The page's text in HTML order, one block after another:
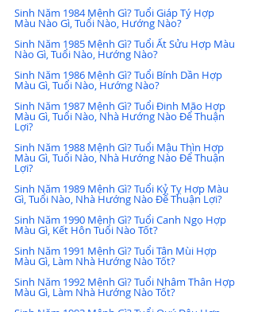
Sinh Năm 1984 Mệnh Gì? Tuổi Giáp Tý Hợp
Màu Nào Gì, Tuổi Nào, Hướng Nào?
Sinh Năm 1985 Mệnh Gì? Tuổi Ất Sửu Hợp Màu
Nào Gì, Tuổi Nào, Hướng Nào?
Sinh Năm 1986 Mệnh Gì? Tuổi Bính Dần Hợp
Màu Gì, Tuổi Nào, Hướng Nào?
Sinh Năm 1987 Mệnh Gì? Tuổi Đinh Mão Hợp
Màu Gì, Tuổi Nào, Nhà Hướng Nào Để Thuận
Lợi?
Sinh Năm 1988 Mệnh Gì? Tuổi Mậu Thìn Hợp
Màu Gì, Tuổi Nào, Nhà Hướng Nào Để Thuận
Lợi?
Sinh Năm 1989 Mệnh Gì? Tuổi Kỷ Tỵ Hợp Màu
Gì, Tuổi Nào, Nhà Hướng Nào Để Thuận Lợi?
Sinh Năm 1990 Mệnh Gì? Tuổi Canh Ngọ Hợp
Màu Gì, Kết Hôn Tuổi Nào Tốt?
Sinh Năm 1991 Mệnh Gì? Tuổi Tân Mùi Hợp
Màu Gì, Làm Nhà Hướng Nào Tốt?
Sinh Năm 1992 Mệnh Gì? Tuổi Nhâm Thân Hợp
Màu Gì, Làm Nhà Hướng Nào Tốt?